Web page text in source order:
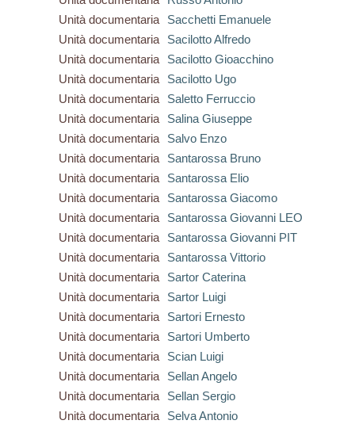
Unità documentaria
Sacchetti Emanuele
Unità documentaria
Sacilotto Alfredo
Unità documentaria
Sacilotto Gioacchino
Unità documentaria
Sacilotto Ugo
Unità documentaria
Saletto Ferruccio
Unità documentaria
Salina Giuseppe
Unità documentaria
Salvo Enzo
Unità documentaria
Santarossa Bruno
Unità documentaria
Santarossa Elio
Unità documentaria
Santarossa Giacomo
Unità documentaria
Santarossa Giovanni LEO
Unità documentaria
Santarossa Giovanni PIT
Unità documentaria
Santarossa Vittorio
Unità documentaria
Sartor Caterina
Unità documentaria
Sartor Luigi
Unità documentaria
Sartori Ernesto
Unità documentaria
Sartori Umberto
Unità documentaria
Scian Luigi
Unità documentaria
Sellan Angelo
Unità documentaria
Sellan Sergio
Unità documentaria
Selva Antonio